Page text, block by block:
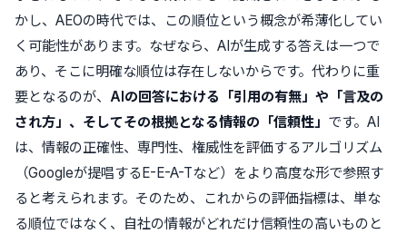
かし、AEOの時代では、この順位という概念が希薄化してい
く可能性があります。なぜなら、AIが生成する答えは一つで
あり、そこに明確な順位は存在しないからです。代わりに重
要となるのが、 AIの回答における「引用の有無」や「言及の
され方」、そしてその根拠となる情報の「信頼性」 です。AI
は、情報の正確性、専門性、権威性を評価するアルゴリズム
（Googleが提唱するE-E-A-Tなど）をより高度な形で参照す
ると考えられます。そのため、これからの評価指標は、単な
る順位ではなく、自社の情報がどれだけ信頼性の高いものと